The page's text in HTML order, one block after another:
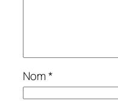
Nom*